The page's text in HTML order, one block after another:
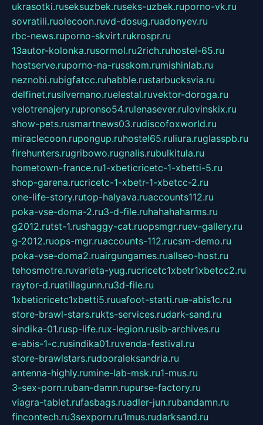
ukrasotki.ruseksuzbek.ruseks-uzbek.ruporno-vk.ru
sovratili.ruolecoon.ruvd-dosug.ruadonyev.ru
rbc-news.ruporno-skvirt.rukrospr.ru
13autor-kolonka.rusormol.ru2rich.ruhostel-65.ru
hostserve.ruporno-na-russkom.rumishinlab.ru
neznobi.rubigfatcc.ruhabble.rustarbucksvia.ru
delfinet.rusilvernano.ruelestal.ruvektor-doroga.ru
velotrenajery.rupronso54.rulenasever.rulovinskix.ru
show-pets.rusmartnews03.rudiscofoxworld.ru
miraclecoon.rupongup.ruhostel65.ruliura.ruglasspb.ru
firehunters.rugribowo.rugnalis.rubulkitula.ru
hometown-france.ru1-xbeticricetc-1-xbetti-5.ru
shop-garena.rucricetc-1-xbetr-1-xbetcc-2.ru
one-life-story.rutop-halyava.ruaccounts112.ru
poka-vse-doma-2.ru3-d-file.ruhahahaharms.ru
g2012.rutst-1.rushaggy-cat.ruopsmgr.ruev-gallery.ru
g-2012.ruops-mgr.ruaccounts-112.rucsm-demo.ru
poka-vse-doma2.ruairgungames.ruallseo-host.ru
tehosmotre.ruvarieta-yug.rucricetc1xbetr1xbetcc2.ru
raytor-d.ruatillagunn.ru3d-file.ru
1xbeticricetc1xbetti5.ruuafoot-statti.rue-abis1c.ru
store-brawl-stars.rukts-services.rudark-sand.ru
sindika-01.rusp-life.rux-legion.rusib-archives.ru
e-abis-1-c.rusindika01.ruvenda-festival.ru
store-brawlstars.rudooraleksandria.ru
antenna-highly.rumine-lab-msk.ru1-mus.ru
3-sex-porn.ruban-damn.rupurse-factory.ru
viagra-tablet.rufasbags.ruadler-jun.rubandamn.ru
fincontech.ru3sexporn.ru1mus.rudarksand.ru